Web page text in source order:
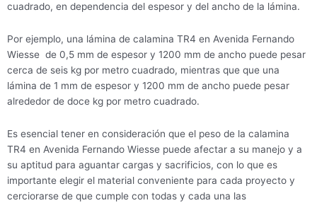
cuadrado, en dependencia del espesor y del ancho de la lámina.
Por ejemplo, una lámina de calamina TR4 en Avenida Fernando
Wiesse de 0,5 mm de espesor y 1200 mm de ancho puede pesar
cerca de seis kg por metro cuadrado, mientras que que una
lámina de 1 mm de espesor y 1200 mm de ancho puede pesar
alrededor de doce kg por metro cuadrado.
Es esencial tener en consideración que el peso de la calamina
TR4 en Avenida Fernando Wiesse puede afectar a su manejo y a
su aptitud para aguantar cargas y sacrificios, con lo que es
importante elegir el material conveniente para cada proyecto y
cerciorarse de que cumple con todas y cada una las